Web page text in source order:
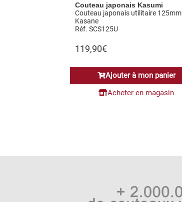
Couteau japonais Kasumi
Couteau japonais utilitaire 125mm
Kasane
Réf. SCS125U
119,90€
Ajouter à mon panier
Acheter en magasin